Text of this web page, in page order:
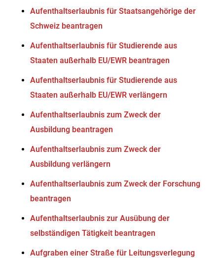
Aufenthaltserlaubnis für Staatsangehörige der
Schweiz beantragen
Aufenthaltserlaubnis für Studierende aus
Staaten außerhalb EU/EWR beantragen
Aufenthaltserlaubnis für Studierende aus
Staaten außerhalb EU/EWR verlängern
Aufenthaltserlaubnis zum Zweck der
Ausbildung beantragen
Aufenthaltserlaubnis zum Zweck der
Ausbildung verlängern
Aufenthaltserlaubnis zum Zweck der Forschung
beantragen
Aufenthaltserlaubnis zur Ausübung der
selbständigen Tätigkeit beantragen
Aufgraben einer Straße für Leitungsverlegung